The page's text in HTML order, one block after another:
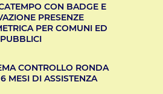
CON BADGE E
PRESENZE
PER COMUNI ED
CONTROLLO RONDA
MESI DI ASSISTENZA